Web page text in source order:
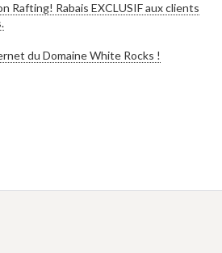
Rafting! Rabais EXCLUSIF aux clients
du Domaine White Rocks !